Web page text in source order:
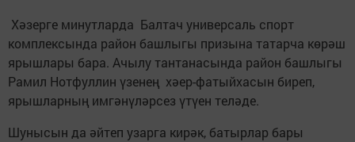
Хәзерге минутларда Балтач универсаль спорт
комплексында район башлыгы призына татарча көрәш
ярышлары бара. Ачылу тантанасында район башлыгы
Рамил Нотфуллин үзенең хәер-фатыйхасын биреп,
ярышларның имгәнүләрсез үтүен теләде.
Шунысын да әйтеп узарга кирәк, батырлар бары